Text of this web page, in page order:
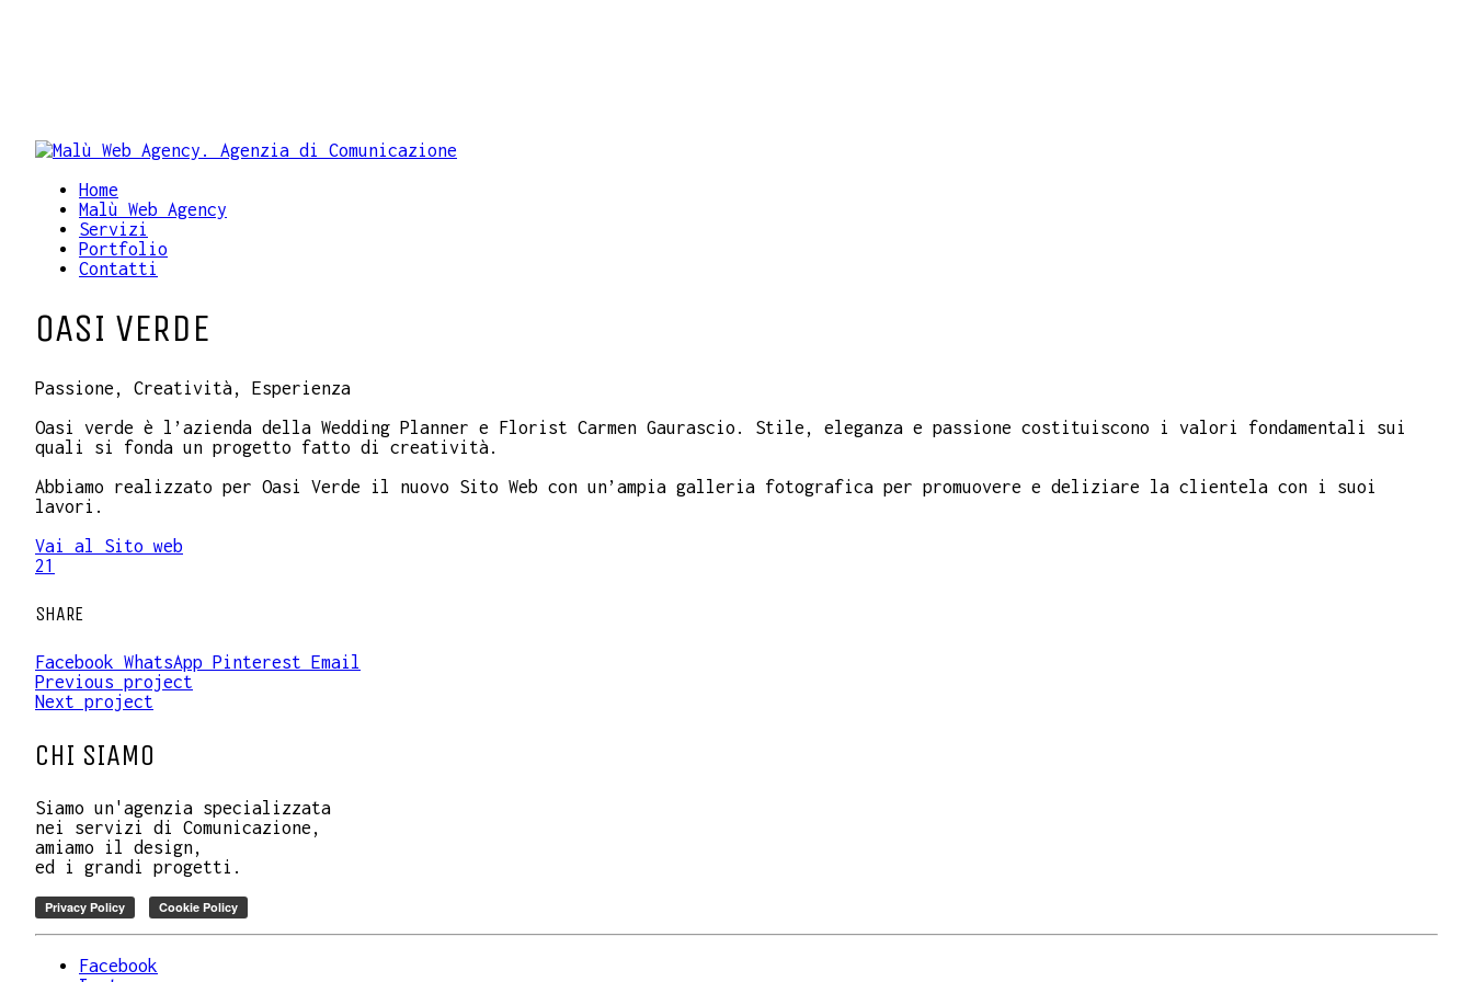
Home
Malù Web Agency
Servizi
Portfolio
Contatti
OASI VERDE
Passione, Creatività, Esperienza
Oasi verde è l’azienda della Wedding Planner e Florist Carmen Gaurascio. Stile, eleganza e passione costituiscono i valori fondamentali sui
quali si fonda un progetto fatto di creatività.
Abbiamo realizzato per Oasi Verde il nuovo Sito Web con un’ampia galleria fotografica per promuovere e deliziare la clientela con i suoi
lavori.
Vai al Sito web
21
SHARE
Facebook WhatsApp Pinterest Email
Previous project
Next project
CHI SIAMO
Siamo un'agenzia specializzata
nei servizi di Comunicazione,
amiamo il design,
ed i grandi progetti.
Facebook